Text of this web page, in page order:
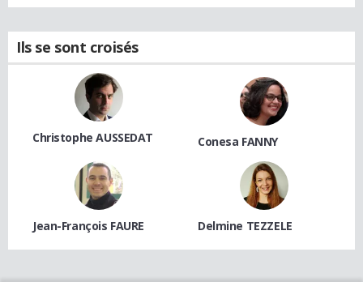
Ils se sont croisés
Christophe AUSSEDAT Conesa FANNY
Jean-François FAURE Delmine TEZZELE